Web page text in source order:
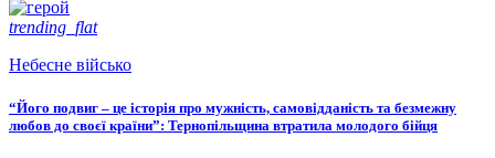
trending_flat
Небесне військо
“Його подвиг – це історія про мужність, самовідданість та безмежну
любов до своєї країни”: Тернопільщина втратила молодого бійця